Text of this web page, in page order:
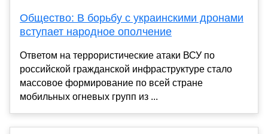
Общество: В борьбу с украинскими дронами
вступает народное ополчение
Ответом на террористические атаки ВСУ по
российской гражданской инфраструктуре стало
массовое формирование по всей стране
мобильных огневых групп из ...